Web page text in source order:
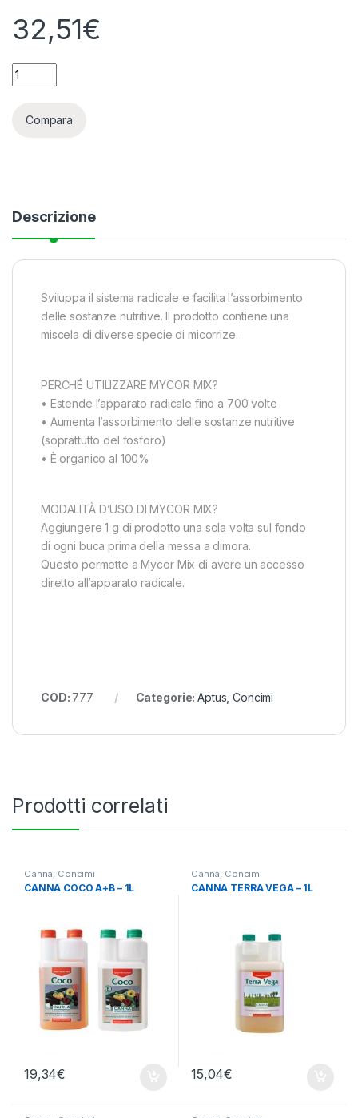
32,51€
APTUS - MYCOR MIX - 100GR quantity
Compara
Descrizione
Sviluppa il sistema radicale e facilita l’assorbimento
delle sostanze nutritive. Il prodotto contiene una
miscela di diverse specie di micorrize.
PERCHÉ UTILIZZARE MYCOR MIX?
• Estende l’apparato radicale fino a 700 volte
• Aumenta l’assorbimento delle sostanze nutritive
(soprattutto del fosforo)
• È organico al 100%
MODALITÀ D’USO DI MYCOR MIX?
Aggiungere 1 g di prodotto una sola volta sul fondo
di ogni buca prima della messa a dimora.
Questo permette a Mycor Mix di avere un accesso
diretto all’apparato radicale.
COD: 777 Categorie:Aptus ,Concimi
Prodotti correlati
Canna Concimi
CANNA COCO A+B – 1L
19,34€
Canna Concimi
CANNA TERRA VEGA – 1L
15,04€